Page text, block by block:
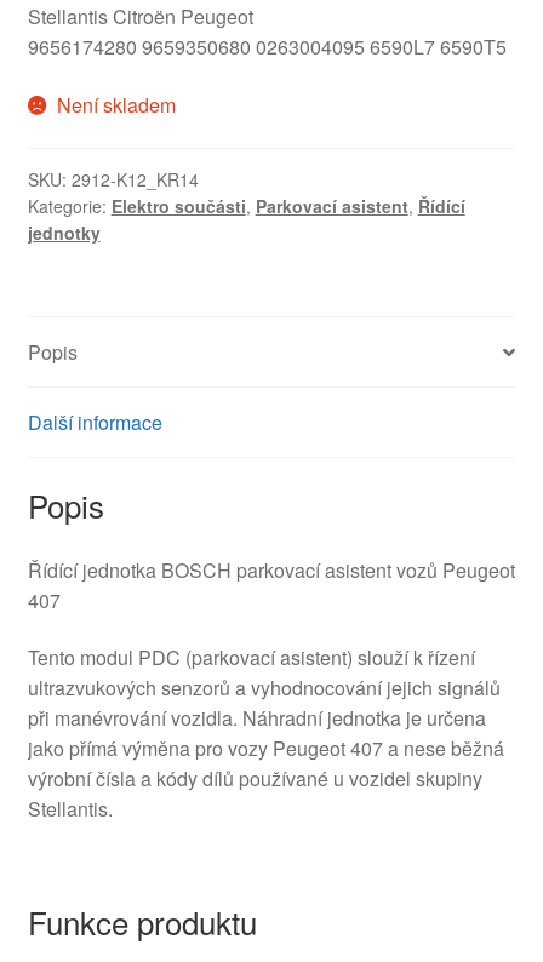
Stellantis Citroën Peugeot
9656174280 9659350680 0263004095 6590L7 6590T5
Není skladem
SKU: 2912-K12_KR14
Kategorie: Elektro součásti, Parkovací asistent, Řídící
jednotky
Popis
Další informace
Popis
Řídící jednotka BOSCH parkovací asistent vozů Peugeot
407
Tento modul PDC (parkovací asistent) slouží k řízení
ultrazvukových senzorů a vyhodnocování jejich signálů
při manévrování vozidla. Náhradní jednotka je určena
jako přímá výměna pro vozy Peugeot 407 a nese běžná
výrobní čísla a kódy dílů používané u vozidel skupiny
Stellantis.
Funkce produktu